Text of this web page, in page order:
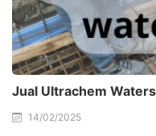
Jual Ultrachem
14/02/2025